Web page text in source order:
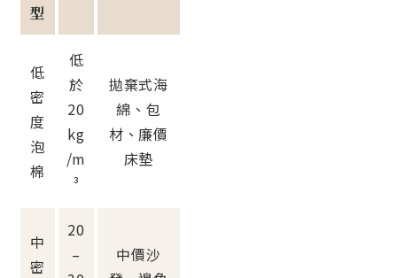
型
低
密
度
泡
棉
低
於
20
kg
/m
³
拋棄式海
綿、包
材、廉價
床墊
中
密
20
–
中價沙